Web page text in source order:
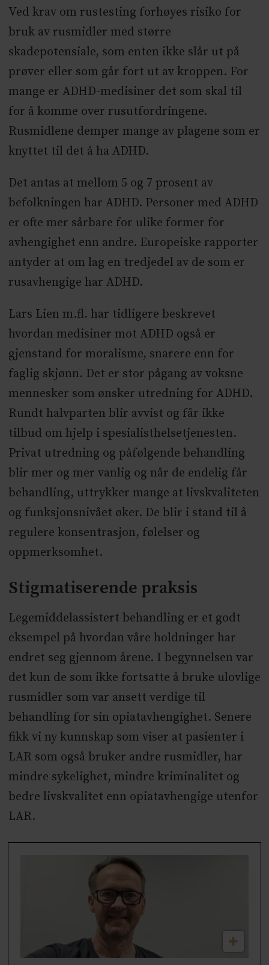
Ved krav om rustesting forhøyes risiko for
bruk av rusmidler med større
skadepotensiale, som enten ikke slår ut på
prøver eller som går fort ut av kroppen. For
mange er ADHD-medisiner det som skal til
for å komme over rusutfordringene.
Rusmidlene demper mange av plagene som er
knyttet til det å ha ADHD.
Det antas at mellom 5 og 7 prosent av
befolkningen har ADHD. Personer med ADHD
er ofte mer sårbare for ulike former for
avhengighet enn andre. Europeiske rapporter
antyder at om lag en tredjedel av de som er
rusavhengige har ADHD.
Lars Lien m.fl. har tidligere beskrevet
hvordan medisiner mot ADHD også er
gjenstand for moralisme, snarere enn for
faglig skjønn. Det er stor pågang av voksne
mennesker som ønsker utredning for ADHD.
Rundt halvparten blir avvist og får ikke
tilbud om hjelp i spesialisthelsetjenesten.
Privat utredning og påfølgende behandling
blir mer og mer vanlig og når de endelig får
behandling, uttrykker mange at livskvaliteten
og funksjonsnivået øker. De blir i stand til å
regulere konsentrasjon, følelser og
oppmerksomhet.
Stigmatiserende praksis
Legemiddelassistert behandling er et godt
eksempel på hvordan våre holdninger har
endret seg gjennom årene. I begynnelsen var
det kun de som ikke fortsatte å bruke ulovlige
rusmidler som var ansett verdige til
behandling for sin opiatavhengighet. Senere
fikk vi ny kunnskap som viser at pasienter i
LAR som også bruker andre rusmidler, har
mindre sykelighet, mindre kriminalitet og
bedre livskvalitet enn opiatavhengige utenfor
LAR.